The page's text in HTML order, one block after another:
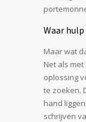
Waar
Maar wat
Net als
oplossing
te zoeken.
hand
schrijven